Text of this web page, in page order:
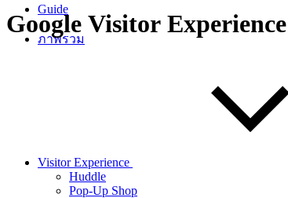
Guide
ภาพรวม
Visitor Experience
Huddle
Pop-Up Shop
Google Visitor Experience